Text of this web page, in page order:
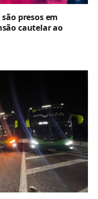
presos em
cautelar ao